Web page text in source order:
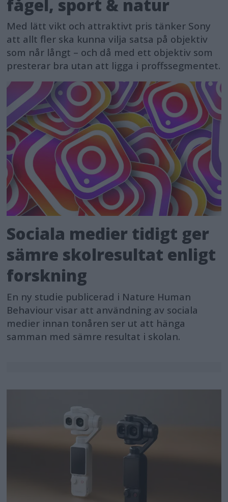
fågel, sport & natur
Med lätt vikt och attraktivt pris tänker Sony
att allt fler ska kunna vilja satsa på objektiv
som når långt – och då med ett objektiv som
presterar bra utan att ligga i proffssegmentet.
Sociala medier tidigt ger
sämre skolresultat enligt
forskning
En ny studie publicerad i Nature Human
Behaviour visar att användning av sociala
medier innan tonåren ser ut att hänga
samman med sämre resultat i skolan.